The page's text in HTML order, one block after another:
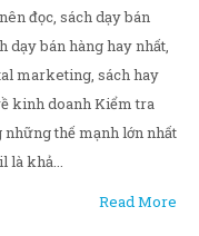
đọc, sách dạy bán
dạy bán hàng hay nhất,
marketing, sách hay
kinh doanh Kiểm tra
thế mạnh lớn nhất
là khả...
Read More